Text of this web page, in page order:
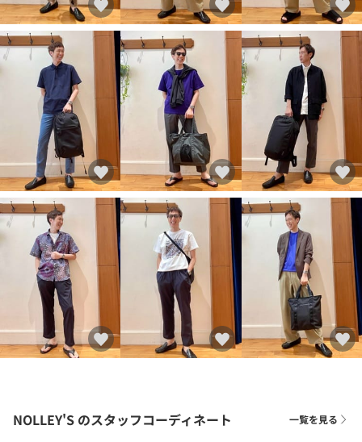
NOLLEY'S のスタッフコーディネート 一覧を見る